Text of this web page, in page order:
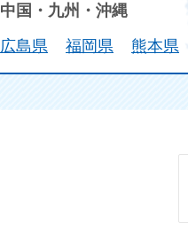
中国・九州・沖縄
広島県
福岡県 熊本県